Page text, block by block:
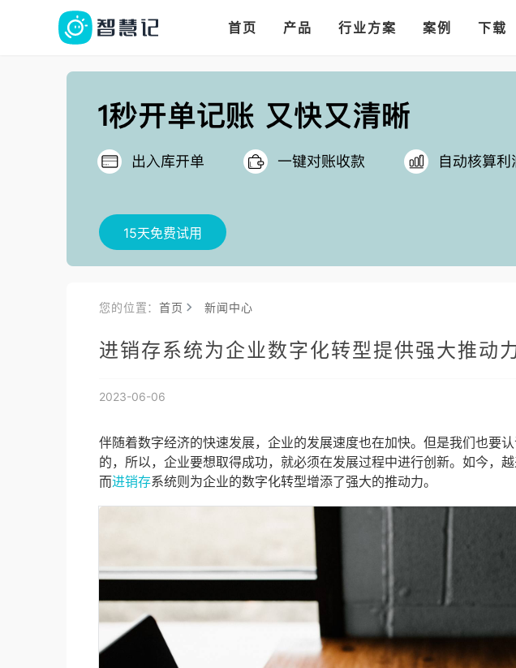
首页 产品
多语言、多币种、多汇率。
行业方案
多店多仓统管，调拨更高效 把你的店铺开进手机微信里
案例 下载
15天免费试用
您的位置：首页 新闻中心
进销存系统为企业数字化转型提供强大推动
2023-06-06
伴随着数字经济的快速发展，企业的发展速度也在加快。但是我们也要
的，所以，企业要想取得成功，就必须在发展过程中进行创新。如今，
而进销存系统则为企业的数字化转型增添了强大的推动力。